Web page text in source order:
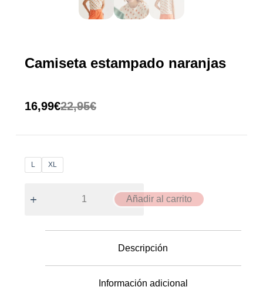
Camiseta estampado naranjas
22,95€
16,99€
L XL
Añadir al carrito
Descripción
Información adicional